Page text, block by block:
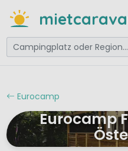
Eurocamp
Eurocamp